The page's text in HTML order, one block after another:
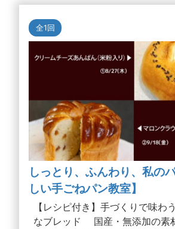
全1回
しっとり、ふんわり、私の
しい手ごねパン教室】
【レシピ付き】手づくりで味わ
なブレッド 国産・無添加の素